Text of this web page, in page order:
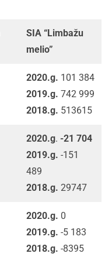
SIA “Limbažu
melio”
2020.g. 101 384
2019.g. 742 999
2018.g. 513615
2020.g. -21 704
2019.g. -151
489
2018.g. 29747
2020.g. 0
2019.g. -5 183
2018.g. -8395